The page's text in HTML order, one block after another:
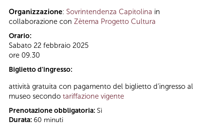
Organizzazione: Sovrintendenza Capitolina in
collaborazione con Zètema Progetto Cultura
Orario:
Sabato 22 febbraio 2025
ore 09.30
Biglietto d'ingresso:
attività gratuita con pagamento del biglietto d’ingresso al
museo secondo tariffazione vigente
Prenotazione obbligatoria: Sì
Durata: 60 minuti